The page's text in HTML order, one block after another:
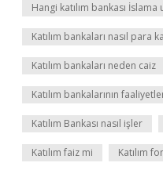
Hangi katılım bankası İslama
Katılım bankaları nasıl para
Katılım bankaları neden caiz
Katılım bankalarının
Katılım Bankası nasıl işler
Katılım faiz mi Katılım